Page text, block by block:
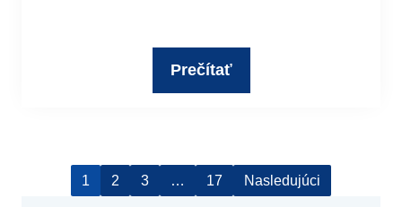
Prečítať
1 2 3 … 17 Nasledujúci